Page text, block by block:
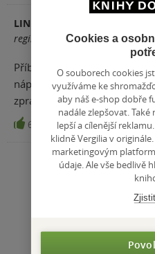
LINDA
registrovaný uživatel
Příběhy Anči Pepíka mě zaujaly už ve Čtyřlístku. Je dobrý
nápad vydat příběhy i
zpracování příběhů Anči a
6
1
Cookies a
O souborech cookies
využíváme ke
aby náš e-shop dobře
nadále zlepšovat.
lepší a cílenější
klidně Vergilia v
marketingovým
údaje. Ale vše bedlivě